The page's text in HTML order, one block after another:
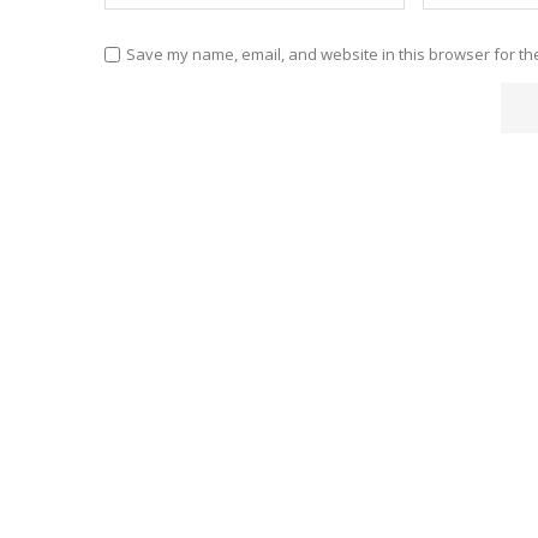
Save my name, email, and website in this browser for